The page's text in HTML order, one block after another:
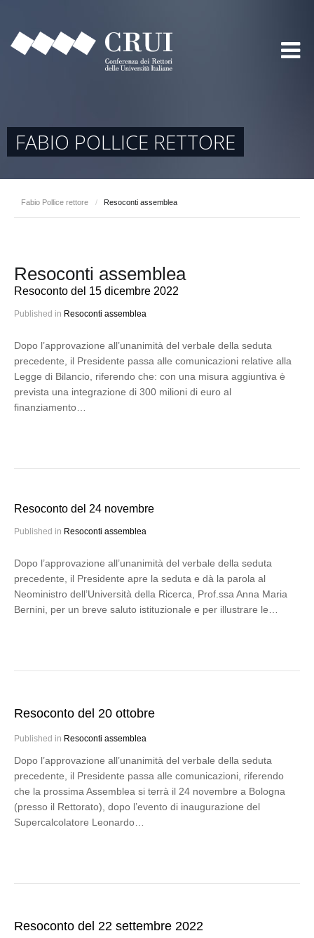
FABIO POLLICE RETTORE
Fabio Pollice rettore / Resoconti assemblea
Resoconti assemblea
Resoconto del 15 dicembre 2022
Published in Resoconti assemblea
Dopo l’approvazione all’unanimità del verbale della seduta
precedente, il Presidente passa alle comunicazioni relative alla
Legge di Bilancio, riferendo che: con una misura aggiuntiva è
prevista una integrazione di 300 milioni di euro al
finanziamento…
Resoconto del 24 novembre
Published in Resoconti assemblea
Dopo l’approvazione all’unanimità del verbale della seduta
precedente, il Presidente apre la seduta e dà la parola al
Neoministro dell’Università della Ricerca, Prof.ssa Anna Maria
Bernini, per un breve saluto istituzionale e per illustrare le…
Resoconto del 20 ottobre
Published in Resoconti assemblea
Dopo l’approvazione all’unanimità del verbale della seduta
precedente, il Presidente passa alle comunicazioni, riferendo
che la prossima Assemblea si terrà il 24 novembre a Bologna
(presso il Rettorato), dopo l’evento di inaugurazione del
Supercalcolatore Leonardo…
Resoconto del 22 settembre 2022